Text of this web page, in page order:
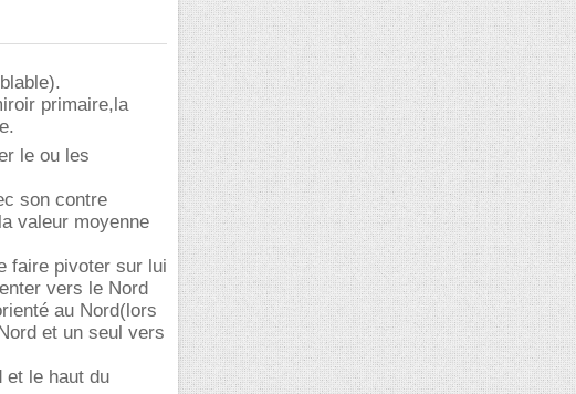
primaire,la
le ou les
son contre
valeur moyenne
faire pivoter sur lui
vers le Nord
au Nord(lors
et un seul vers
et le haut du